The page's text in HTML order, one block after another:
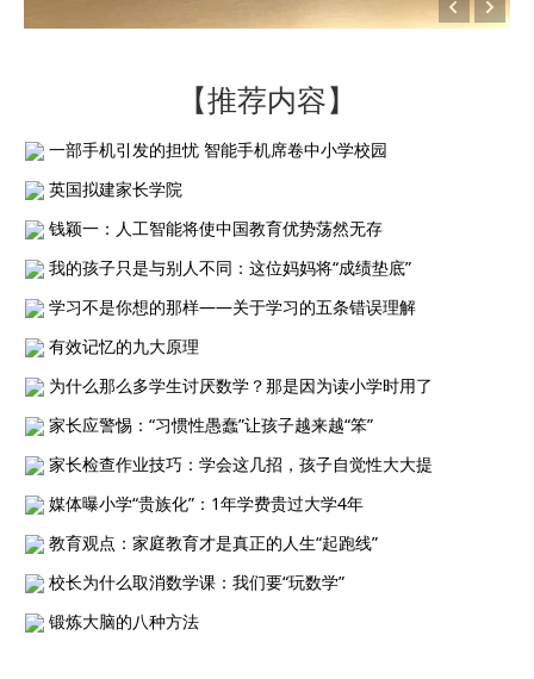
【推荐内容】
一部手机引发的担忧 智能手机席卷中小学校园
英国拟建家长学院
钱颖一：人工智能将使中国教育优势荡然无存
我的孩子只是与别人不同：这位妈妈将“成绩垫底”
学习不是你想的那样——关于学习的五条错误理解
有效记忆的九大原理
为什么那么多学生讨厌数学？那是因为读小学时用了
家长应警惕：“习惯性愚蠢”让孩子越来越“笨”
家长检查作业技巧：学会这几招，孩子自觉性大大提
媒体曝小学“贵族化”：1年学费贵过大学4年
教育观点：家庭教育才是真正的人生“起跑线”
校长为什么取消数学课：我们要“玩数学”
锻炼大脑的八种方法